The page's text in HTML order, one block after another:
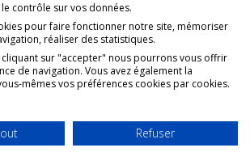
contrôle sur vos données.
pour faire fonctionner notre site, mémoriser
réaliser des statistiques.
sur "accepter" nous pourrons vous offrir
de navigation. Vous avez également la
mêmes vos préférences cookies par cookies.
Refuser